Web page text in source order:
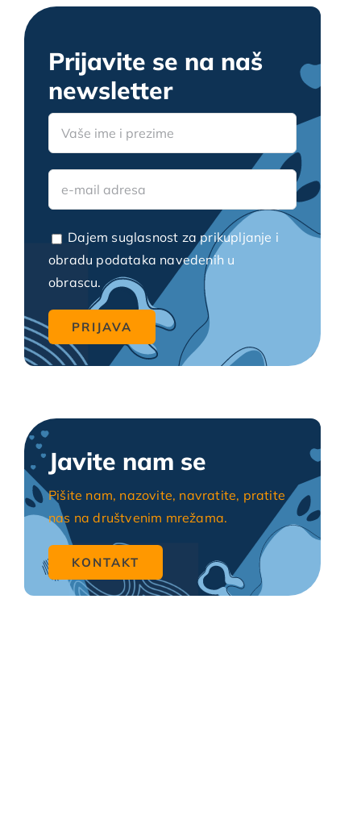
Upute i savjeti u stomatologiji
Zanimljivosti u stomatologiji
Video blogovi
Prijavite se na naš
newsletter
Dajem suglasnost za prikupljanje i
obradu podataka navedenih u
obrascu.
Javite nam se
Pišite nam, nazovite, navratite, pratite
nas na društvenim mrežama.
KONTAKT